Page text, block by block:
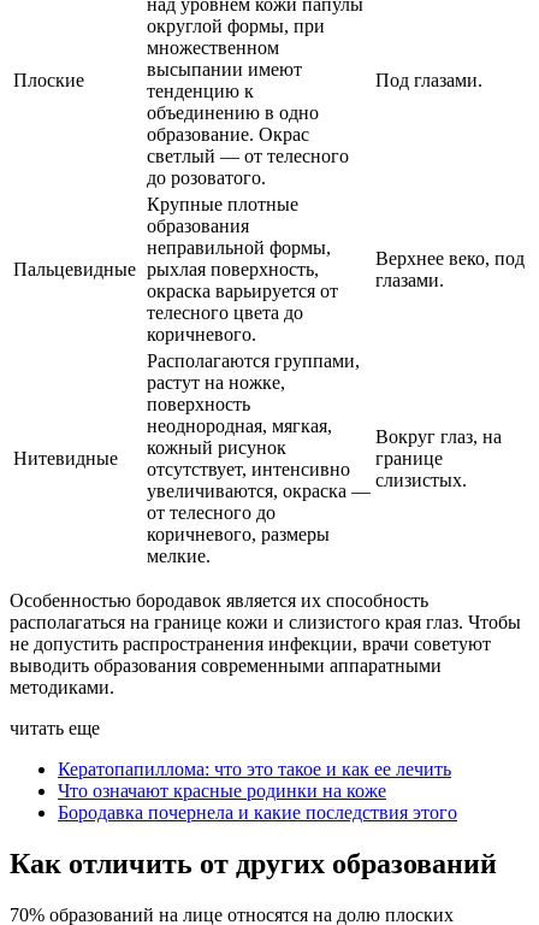
Плоские
над уровнем кожи папулы
округлой формы, при
множественном
высыпании имеют
тенденцию к
объединению в одно
образование. Окрас
светлый — от телесного
до розоватого.
Под глазами.
Пальцевидные
Крупные плотные
образования
неправильной формы,
рыхлая поверхность,
окраска варьируется от
телесного цвета до
коричневого.
Верхнее веко, под
глазами.
Нитевидные
Располагаются группами,
растут на ножке,
поверхность
неоднородная, мягкая,
кожный рисунок
отсутствует, интенсивно
увеличиваются, окраска —
от телесного до
коричневого, размеры
мелкие.
Вокруг глаз, на
границе
слизистых.
Особенностью бородавок является их способность
располагаться на границе кожи и слизистого края глаз. Чтобы
не допустить распространения инфекции, врачи советуют
выводить образования современными аппаратными
методиками.
читать еще
Кератопапиллома: что это такое и как ее лечить
Что означают красные родинки на коже
Бородавка почернела и какие последствия этого
Как отличить от других образований
70% образований на лице относятся на долю плоских